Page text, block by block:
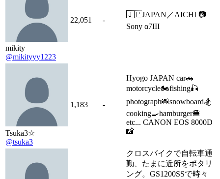
mikity
@mikityyy1223
22,051 -
🇯🇵JAPAN／AICHI 📷
Sony α7III
Tsuka3☆
@tsuka3
1,183 -
Hyogo JAPAN car🚗
motorcycle🏍fishing🎣
photograph📸snowboard🏂
cooking🍳hamburger🍔
etc... CANON EOS 8000D
📸
クロスバイクで自転車通
勤、たまに近所をポタリ
ング。GS1200SSで時々